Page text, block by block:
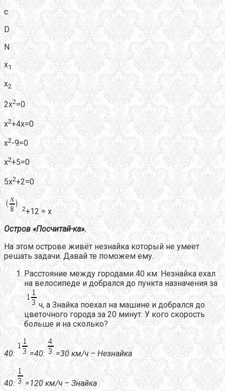
c
D
N
х1
х2
2х2=0
х2+4х=0
х2-9=0
х2+5=0
5х2+2=0
2+12 = х
Остров «Посчитай-ка».
На этом острове живёт незнайка который не умеет
решать задачи. Давай те поможем ему.
Расстояние между городами 40 км. Незнайка ехал
на велосипеде и добрался до пункта назначения за
ч, а Знайка поехал на машине и добрался до
цветочного города за 20 минут. У кого скорость
больше и на сколько?
40: =40: =30 км/ч – Незнайка
40:
=120 км/ч – Знайка